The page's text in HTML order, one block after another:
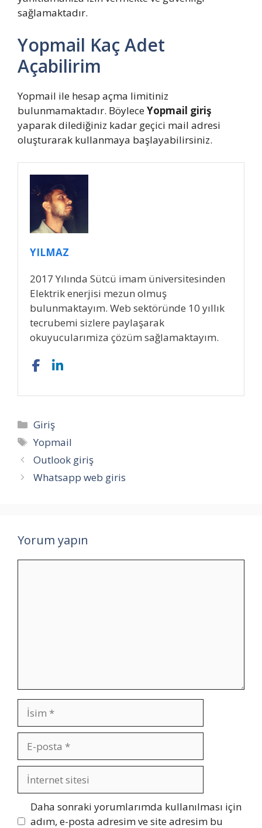
sağlamaktadır.
Yopmail Kaç Adet
Açabilirim
Yopmail ile hesap açma limitiniz
bulunmamaktadır. BöyleceYopmail giriş
yaparak dilediğiniz kadar geçici mail adresi
oluşturarak kullanmaya başlayabilirsiniz.
YILMAZ
2017 Yılında Sütcü imam üniversitesinden
Elektrik enerjisi mezun olmuş
bulunmaktayım. Web sektöründe 10 yıllık
tecrubemi sizlere paylaşarak
okuyucularımiza çözüm sağlamaktayım.
Kategoriler
Giriş
Etiketler
Yopmail
Outlook giriş
Whatsapp web giris
Yorum yapın
İsim
posta
İnternet
sitesi
Daha sonraki yorumlarımda kullanılması için
adım, e-posta adresim ve site adresim bu